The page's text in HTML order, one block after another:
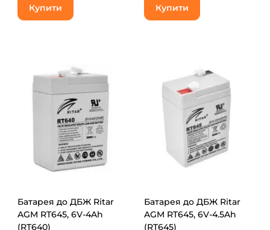
Купити Купити
Батарея до ДБЖ Ritar
AGM RT645, 6V-4Ah
(RT640)
Батарея до ДБЖ Ritar
AGM RT645, 6V-4.5Ah
(RT645)